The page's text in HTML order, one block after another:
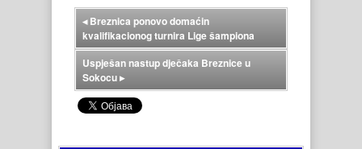
◂Breznica ponovo domaćin
kvalifikacionog turnira Lige šampiona
Uspješan nastup dječaka Breznice u
Sokocu▸